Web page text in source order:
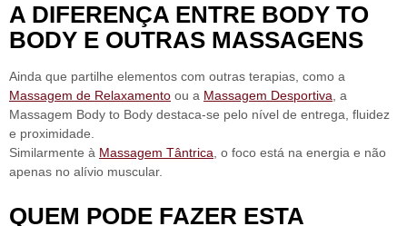
A DIFERENÇA ENTRE BODY TO
BODY E OUTRAS MASSAGENS
Ainda que partilhe elementos com outras terapias, como a
Massagem de Relaxamento ou a Massagem Desportiva, a
Massagem Body to Body destaca-se pelo nível de entrega, fluidez
e proximidade.
Similarmente à Massagem Tântrica, o foco está na energia e não
apenas no alívio muscular.
QUEM PODE FAZER ESTA